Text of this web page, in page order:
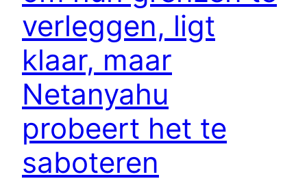
verleggen, ligt
klaar, maar
Netanyahu
probeert het te
saboteren